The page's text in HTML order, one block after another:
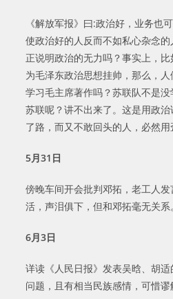
《解放军报》曰:政治好，业务也
使政治好的人反而不如私心杂念
正说明政治的无力吗？事实上，
为毛泽东政治思想挂帅，那么，
学习毛主席著作吗？苏联队不是
苏联呢？讲不出来了。这是用政
了路，而又不敢回头的人，必然用
5月31 日
傍晚车间开会批判邓拓，老工人
活，声泪俱下，但和邓拓毫无关系。
6月3日
详读《人民日报》发表吴晗、胡
问题，且有相当民族感情，可惜谬